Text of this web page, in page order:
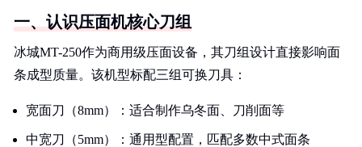
一、认识压面机核心刀组
冰城MT-250作为商用级压面设备，其刀组设计直接影响面
条成型质量。该机型标配三组可换刀具：
宽面刀（8mm）：适合制作乌冬面、刀削面等
中宽刀（5mm）：通用型配置，匹配多数中式面条